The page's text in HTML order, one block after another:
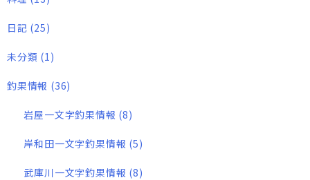
日記 (25)
未分類 (1)
釣果情報 (36)
岩屋一文字釣果情報 (8)
岸和田一文字釣果情報 (5)
武庫川一文字釣果情報 (8)